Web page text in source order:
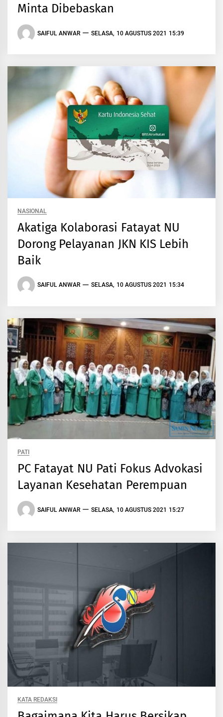
Minta Dibebaskan
SAIFUL ANWAR SELASA, 10 AGUSTUS 2021 15:39
NASIONAL
Akatiga Kolaborasi Fatayat NU
Dorong Pelayanan JKN KIS Lebih
Baik
SAIFUL ANWAR SELASA, 10 AGUSTUS 2021 15:34
PATI
PC Fatayat NU Pati Fokus Advokasi
Layanan Kesehatan Perempuan
SAIFUL ANWAR SELASA, 10 AGUSTUS 2021 15:27
KATA REDAKSI